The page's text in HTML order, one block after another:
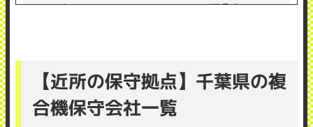
行ってくれる。 ちょっとした不具合や、ス
タバコ臭い。医療の現場なのでできるだけ
控えてほしい。
（業種：医療）
【近所の保守拠点】千葉県の複
合機保守会社一覧